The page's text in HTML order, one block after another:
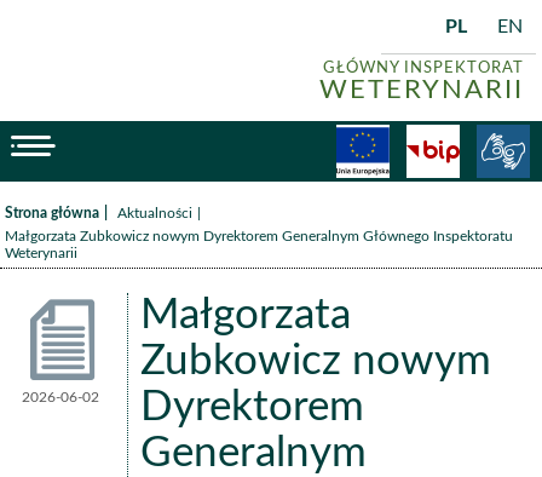
GŁÓWNY INSPEKTORAT
WETERYNARII
PL EN
BiP
Strona główna /Aktualności
Małgorzata Zubkowicz nowym Dyrektorem Generalnym Głównego Inspektoratu
Weterynarii
Małgorzata
Zubkowicz nowym
Dyrektorem
Generalnym
Aktualności
2026-06-02